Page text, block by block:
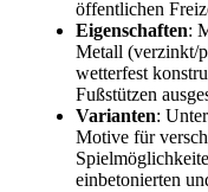
öffentlichen
Eigenschaften:
Metall (verzinkt/
wetterfest
Fußstützen
Varianten:
Motive für
einbetonierten